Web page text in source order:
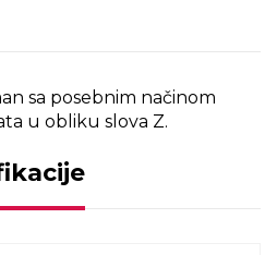
sa posebnim načinom
u obliku slova Z.